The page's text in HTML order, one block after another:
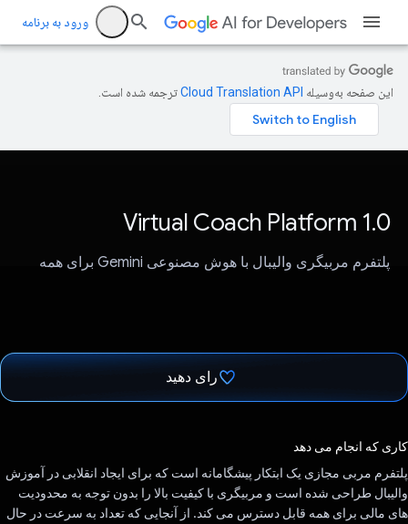
ورود به برنامه
این صفحه به‌وسیله ترجمه شده است.
Virtual Coach Platform 1.0
پلتفرم مربیگری والیبال با هوش مصنوعی Gemini برای همه
رای دهید
کاری که انجام می دهد
پلتفرم مربی مجازی یک ابتکار پیشگامانه است که برای ایجاد انقلابی در آموزش
والیبال طراحی شده است و مربیگری با کیفیت بالا را بدون توجه به محدودیت
های مالی برای همه قابل دسترس می کند. از آنجایی که تعداد به سرعت در حال